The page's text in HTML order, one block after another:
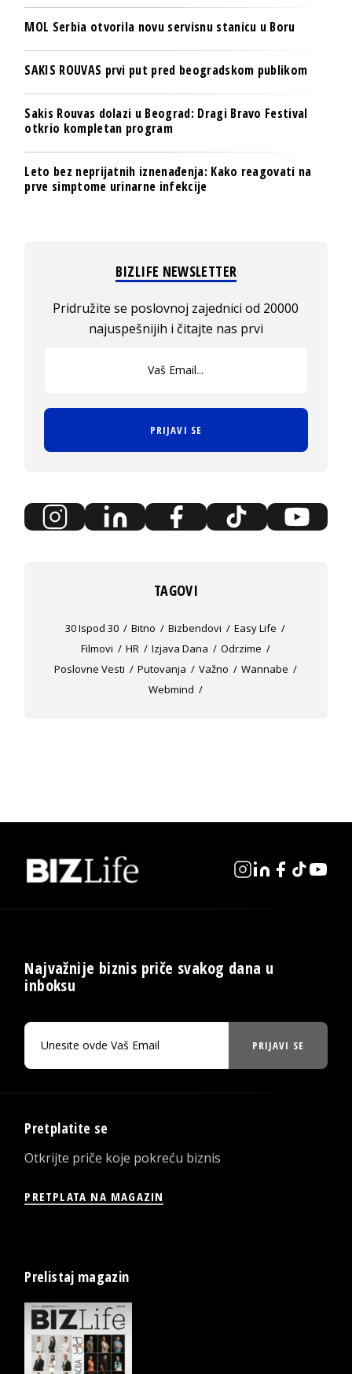
MOL Serbia otvorila novu servisnu stanicu u Boru
SAKIS ROUVAS prvi put pred beogradskom publikom
Sakis Rouvas dolazi u Beograd: Dragi Bravo Festival
otkrio kompletan program
Leto bez neprijatnih iznenađenja: Kako reagovati na
prve simptome urinarne infekcije
BIZLIFE NEWSLETTER
Pridružite se poslovnoj zajednici od 20000
najuspešnijih i čitajte nas prvi
PRIJAVI SE
TAGOVI
30 Ispod 30 Bitno Bizbendovi
Easy Life
Filmovi
HR Izjava Dana
Odrzime
Poslovne Vesti
Putovanja Važno
Wannabe
Webmind
Najvažnije biznis priče svakog dana u
inboksu
PRIJAVI SE
Pretplatite se
Otkrijte priče koje pokreću biznis
PRETPLATA NA MAGAZIN
Prelistaj magazin